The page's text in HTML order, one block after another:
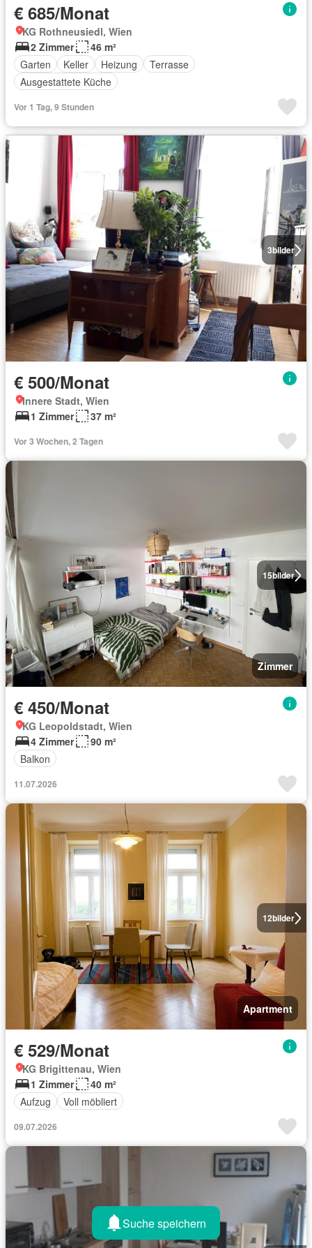
€ 685/Monat
KG Rothneusiedl, Wien
2 Zimmer
46 m²
Garten
Keller Heizung
Terrasse
Ausgestattete Küche
Vor 1 Tag, 9 Stunden
3bilder
€ 500/Monat
Innere Stadt, Wien
1 Zimmer
37 m²
Vor 3 Wochen, 2 Tagen
15bilder
Zimmer
€ 450/Monat
KG Leopoldstadt, Wien
4 Zimmer
90 m²
Balkon
11.07.2026
12bilder
Apartment
€ 529/Monat
KG Brigittenau, Wien
1 Zimmer
40 m²
Aufzug
Voll möbliert
09.07.2026
Suche speichern